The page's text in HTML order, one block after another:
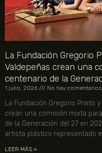
La Fundación Gregorio
Valdepeñas crean una
centenario de la
1 julio, 2026 No hay comentarios
La Fundación Gregorio Prieto
crean una comisión mixta
de la Generación del 27 en
artista plástico representado
LEER MÁS »